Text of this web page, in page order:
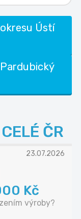
Ústí
CELÉ ČR
23.07.2026
Kč
výroby?